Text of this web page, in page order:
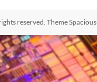
reserved. ThemeSpacious